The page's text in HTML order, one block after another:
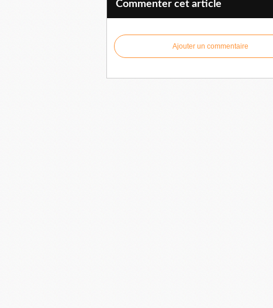
Commenter cet article
Ajouter un commentaire